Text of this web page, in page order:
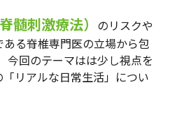
髄刺激療法） のリスクや
る脊椎専門医の立場から包
今回のテーマはは少し視点を
リアルな日常生活」につい